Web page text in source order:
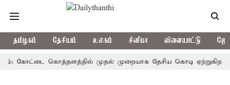
தமிழகம் தேசியம் உலகம் சினிமா விளையாட்டு
கோட்டை கொத்தளத்தில் முதல் முறையாக தேசிய கொடி ஏற்றுகிறார்,